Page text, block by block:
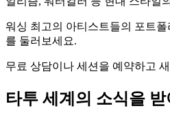
워싱 최고의 아티스트들의 포트폴
를 둘러보세요.
무료 상담이나 세션을 예약하고
타투 세계의 소식을